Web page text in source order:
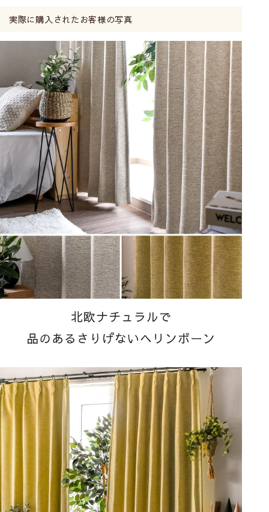
実際に購入されたお客様の写真
北欧ナチュラルで
品のあるさりげないヘリンボーン